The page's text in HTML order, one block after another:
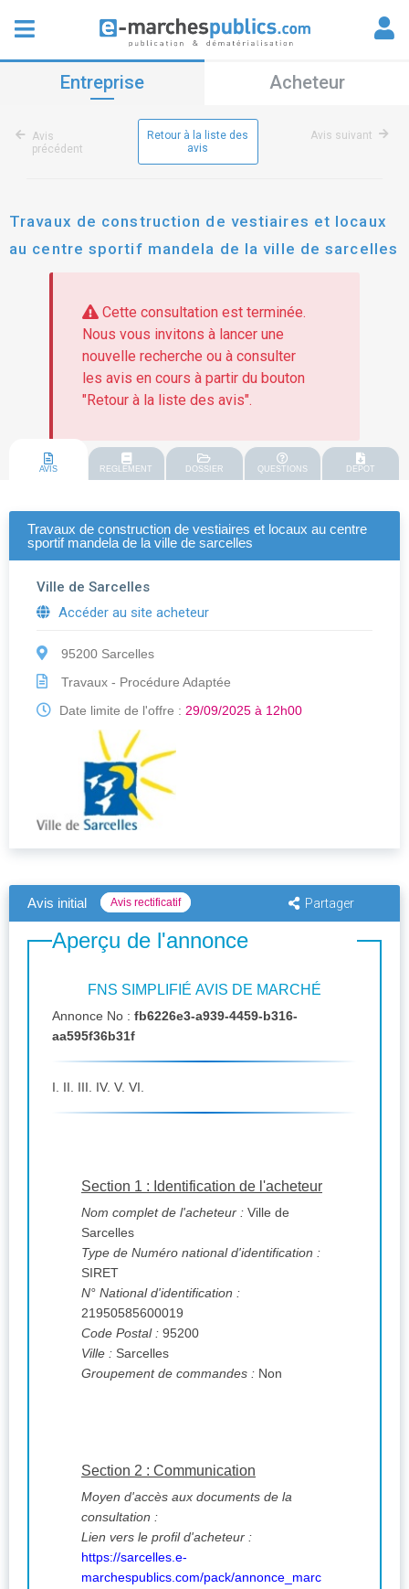
Entreprise Acheteur
Avis
précédent
Retour à la liste des
avis
Avis suivant
Travaux de construction de vestiaires et locaux
au centre sportif mandela de la ville de sarcelles
Cette consultation est terminée.
Nous vous invitons à lancer une
nouvelle recherche ou à consulter
les avis en cours à partir du bouton
"Retour à la liste des avis".
AVIS REGLEMENT DOSSIER QUESTIONS DEPOT
Travaux de construction de vestiaires et locaux au centre
sportif mandela de la ville de sarcelles
Ville de Sarcelles
Accéder au site acheteur
95200 Sarcelles
Travaux - Procédure Adaptée
Date limite de l'offre : 29/09/2025 à 12h00
Avis initial Avis rectificatif Partager
Aperçu de l'annonce
FNS SIMPLIFIÉ AVIS DE MARCHÉ
Annonce No : fb6226e3-a939-4459-b316-
aa595f36b31f
I. II. III. IV. V. VI.
Section 1 : Identification de l'acheteur
Nom complet de l'acheteur : Ville de
Sarcelles
Type de Numéro national d'identification :
SIRET
N° National d'identification :
21950585600019
Code Postal : 95200
Ville : Sarcelles
Groupement de commandes : Non
Section 2 : Communication
Moyen d'accès aux documents de la
consultation :
Lien vers le profil d'acheteur :
https://sarcelles.e-
marchespublics.com/pack/annonce_marc